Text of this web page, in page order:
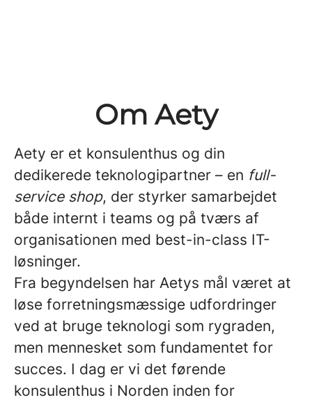
Om Aety
Aety er et konsulenthus og din
dedikerede teknologipartner – en full-
service shop, der styrker samarbejdet
både internt i teams og på tværs af
organisationen med best-in-class IT-
løsninger.
Fra begyndelsen har Aetys mål været at
løse forretningsmæssige udfordringer
ved at bruge teknologi som rygraden,
men mennesket som fundamentet for
succes. I dag er vi det førende
konsulenthus i Norden inden for